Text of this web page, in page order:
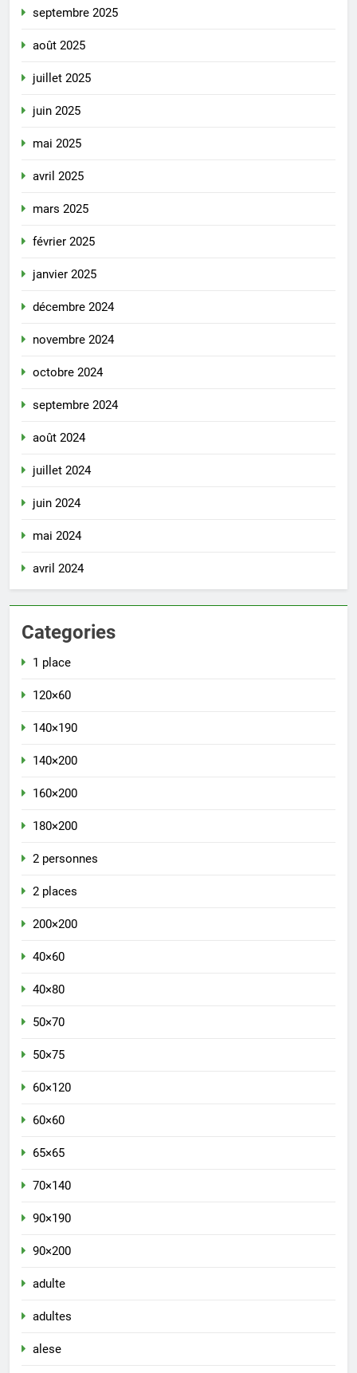
septembre 2025
août 2025
juillet 2025
juin 2025
mai 2025
avril 2025
mars 2025
février 2025
janvier 2025
décembre 2024
novembre 2024
octobre 2024
septembre 2024
août 2024
juillet 2024
juin 2024
mai 2024
avril 2024
Categories
1 place
120×60
140×190
140×200
160×200
180×200
2 personnes
2 places
200×200
40×60
40×80
50×70
50×75
60×120
60×60
65×65
70×140
90×190
90×200
adulte
adultes
alese